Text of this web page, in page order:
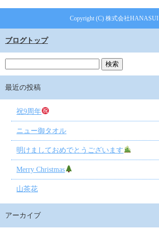
Copyright (C) 株式会社HANASUI
ブログトップ
最近の投稿
祝9周年
ニュー御タオル
明けましておめでとうございます
Merry Christmas
山茶花
アーカイブ